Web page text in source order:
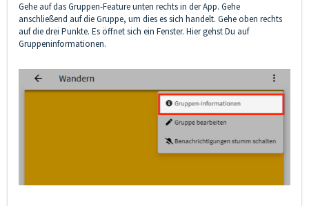
Gehe auf das Gruppen-Feature unten rechts in der App. Gehe
anschließend auf die Gruppe, um dies es sich handelt. Gehe oben rechts
auf die drei Punkte. Es öffnet sich ein Fenster. Hier gehst Du auf
Gruppeninformationen.